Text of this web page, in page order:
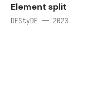
Element split
DEStyDE — 2023